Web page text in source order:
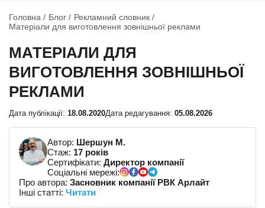
Головна Блог
Рекламний словник
Матеріали для виготовлення зовнішньої реклами
МАТЕРІАЛИ ДЛЯ
ВИГОТОВЛЕННЯ ЗОВНІШНЬОЇ
РЕКЛАМИ
Дата публікації: 18.08.2020Дата редагування: 05.08.2026
Автор: Шершун М.
Стаж: 17 років
Сертифікати: Директор компанії
Соціальні мережі:
Про автора: Засновник компанії РВК Арлайт
Інші статті: Читати